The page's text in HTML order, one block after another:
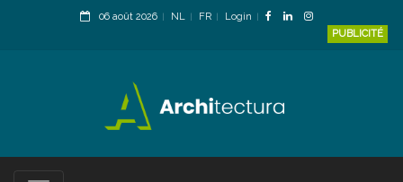
06 août 2026 NL FR
Login
PUBLICITÉ